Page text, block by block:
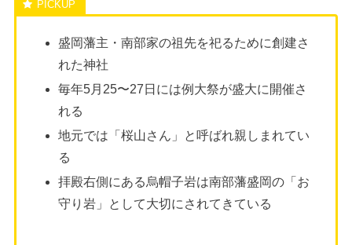
盛岡藩主・南部家の祖先を祀るために創建さ
れた神社
毎年5月25〜27日には例大祭が盛大に開催さ
れる
地元では「桜山さん」と呼ばれ親しまれてい
る
拝殿右側にある烏帽子岩は南部藩盛岡の「お
守り岩」として大切にされてきている